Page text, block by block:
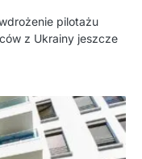
pilotażu
z Ukrainy jeszcze